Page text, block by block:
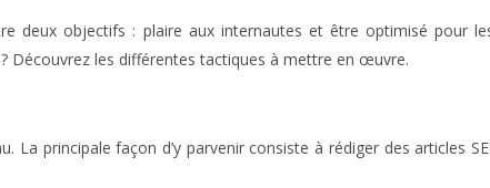
objectifs : plaire aux internautes et être optimisé pour
Découvrez les différentes tactiques à mettre en œuvre.
La principale façon d’y parvenir consiste à rédiger des articles